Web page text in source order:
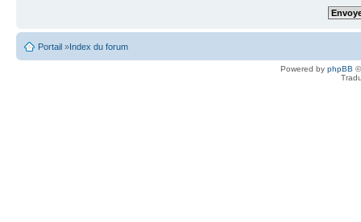
Portail »Index du forum
Powered by phpBB